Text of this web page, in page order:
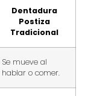
Dentadura
Postiza
Tradicional
Se mueve al
hablar o comer.